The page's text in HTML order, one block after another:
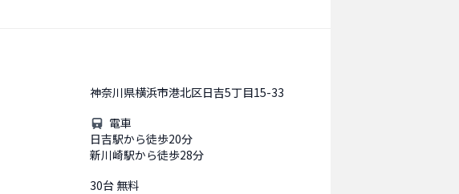
神奈川県横浜市港北区日吉5丁目15-33
電車
日吉駅から徒歩20分
新川崎駅から徒歩28分
30台 無料